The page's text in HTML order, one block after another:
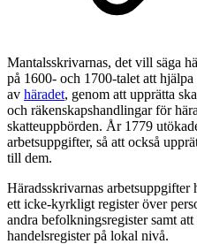
Mantalsskrivarnas, det vill säga
på 1600- och 1700-talet att
av häradet, genom att upprätta
och räkenskapshandlingar för
skatteuppbörden. År 1779
arbetsuppgifter, så att också
till dem.
Häradsskrivarnas arbetsuppgifter
ett icke-kyrkligt register över
andra befolkningsregister samt
handelsregister på lokal nivå.